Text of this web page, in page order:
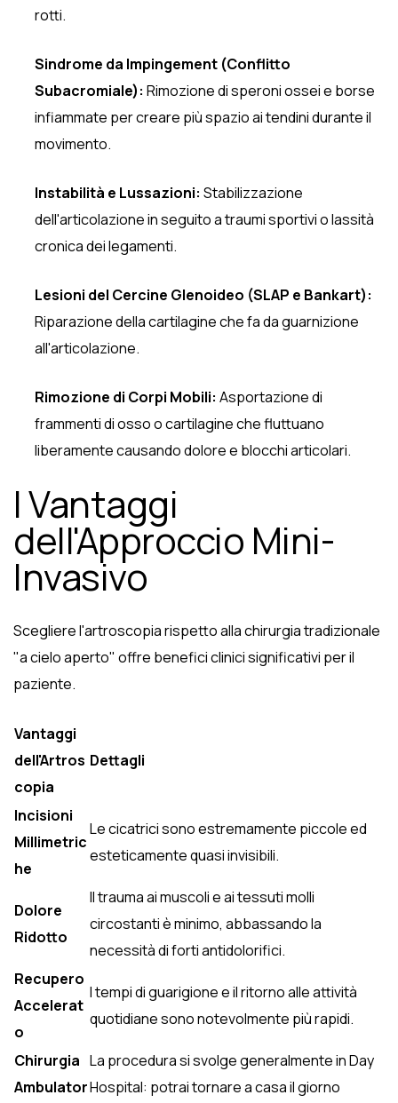
rotti.
Sindrome da Impingement (Conflitto
Subacromiale): Rimozione di speroni ossei e borse
infiammate per creare più spazio ai tendini durante il
movimento.
Instabilità e Lussazioni: Stabilizzazione
dell'articolazione in seguito a traumi sportivi o lassità
cronica dei legamenti.
Lesioni del Cercine Glenoideo (SLAP e Bankart):
Riparazione della cartilagine che fa da guarnizione
all'articolazione.
Rimozione di Corpi Mobili: Asportazione di
frammenti di osso o cartilagine che fluttuano
liberamente causando dolore e blocchi articolari.
I Vantaggi
dell'Approccio Mini-
Invasivo
Scegliere l'artroscopia rispetto alla chirurgia tradizionale
"a cielo aperto" offre benefici clinici significativi per il
paziente.
Vantaggi
dell'Artros
copia
Dettagli
Incisioni
Millimetric
he
Le cicatrici sono estremamente piccole ed
esteticamente quasi invisibili.
Dolore
Ridotto
Il trauma ai muscoli e ai tessuti molli
circostanti è minimo, abbassando la
necessità di forti antidolorifici.
Recupero
Accelerat
o
I tempi di guarigione e il ritorno alle attività
quotidiane sono notevolmente più rapidi.
Chirurgia
Ambulator
La procedura si svolge generalmente in Day
Hospital: potrai tornare a casa il giorno